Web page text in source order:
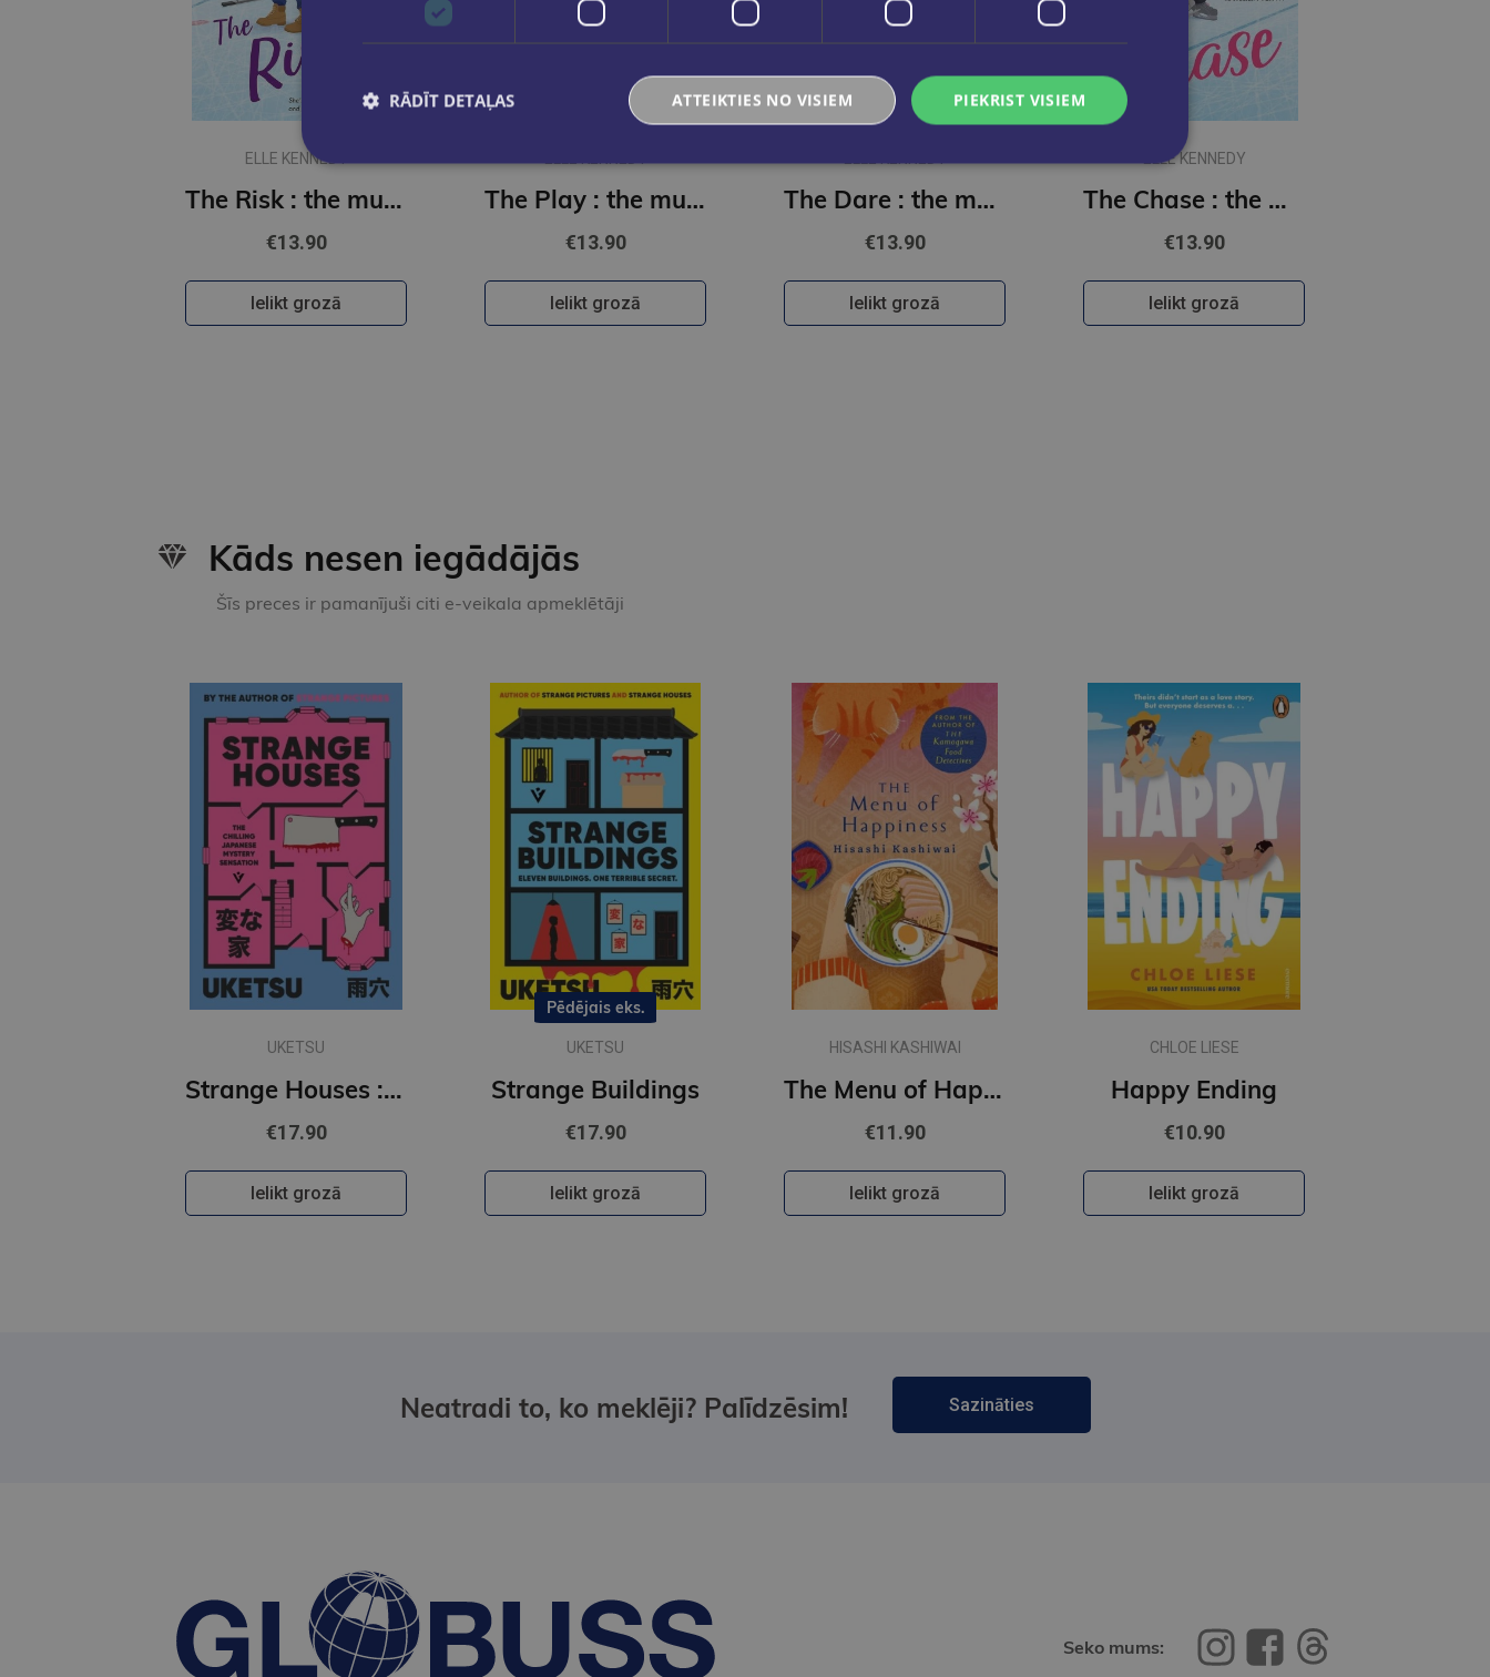
ELLE KENNEDY
The Risk : the must-read, sports romance and TikTok sensation!
€13.90
Ielikt grozā
ELLE KENNEDY
The Play : the must-read, sports romance and TikTok sensation!
€13.90
Ielikt grozā
ELLE KENNEDY
The Dare : the must-read, sports romance and TikTok sensation!
€13.90
Ielikt grozā
ELLE KENNEDY
The Chase : the must-read, sports romance and TikTok sensation!
€13.90
Ielikt grozā
Kāds nesen iegādājās
Šīs preces ir pamanījuši citi e-veikala apmeklētāji
UKETSU
Strange Houses : The Chilling Japanese Mystery Sensation
€17.90
Ielikt grozā
Pēdējais eks.
UKETSU
Strange Buildings
€17.90
Ielikt grozā
HISASHI KASHIWAI
The Menu of Happiness
€11.90
Ielikt grozā
CHLOE LIESE
Happy Ending
€10.90
Ielikt grozā
Neatradi to, ko meklēji? Palīdzēsim! Sazināties
Seko mums:
PIEKRIST VISIEM
ATTEIKTIES NO VISIEM
RĀDĪT DETAĻAS